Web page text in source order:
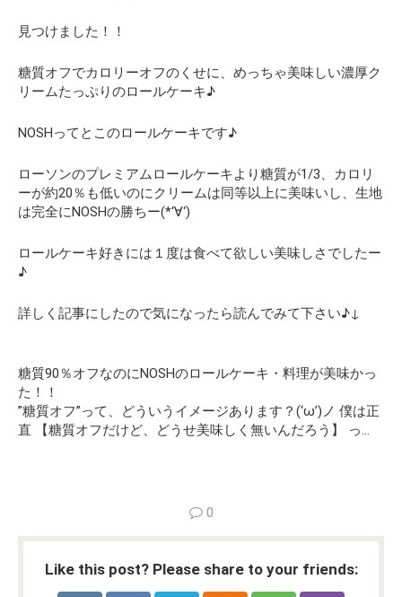
見つけました！！
糖質オフでカロリーオフのくせに、めっちゃ美味しい濃厚ク
リームたっぷりのロールケーキ♪
NOSHってとこのロールケーキです♪
ローソンのプレミアムロールケーキより糖質が1/3、カロリ
ーが約20％も低いのにクリームは同等以上に美味いし、生地
は完全にNOSHの勝ちー(*‘∀‘)
ロールケーキ好きには１度は食べて欲しい美味しさでしたー
♪
詳しく記事にしたので気になったら読んでみて下さい♪↓
糖質90％オフなのにNOSHのロールケーキ・料理が美味かっ
た！！
”糖質オフ”って、どういうイメージあります？(‘ω’)ノ 僕は正
直 【糖質オフだけど、どうせ美味しく無いんだろう】 っ…
0
Like this post? Please share to your friends: